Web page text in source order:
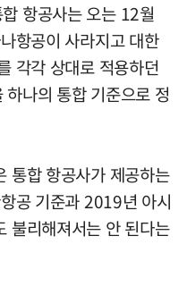
항공사는 오는 12월
항공이 사라지고 대한
각각 상대로 적용하던
나의 통합 기준으로 정
통합 항공사가 제공하는
공 기준과 2019년 아시
불리해져서는 안 된다는